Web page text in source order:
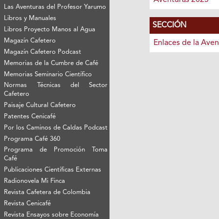
Las Aventuras del Profesor Yarumo
Libros y Manuales
Libros Proyecto Manos al Agua
Magazín Cafetero
Magazín Cafetero Podcast
Memorias de la Cumbre de Café
Memorias Seminario Científico
Normas Técnicas del Sector
Cafetero
Paisaje Cultural Cafetero
Patentes Cenicafé
Por los Caminos de Caldas Podcast
Programa Café 360
Programa de Promoción Toma
Café
Publicaciones Científicas Externas
Radionovela Mi Finca
Revista Cafetera de Colombia
Revista Cenicafé
Revista Ensayos sobre Economía
SECCIÓN
Enlaces de la